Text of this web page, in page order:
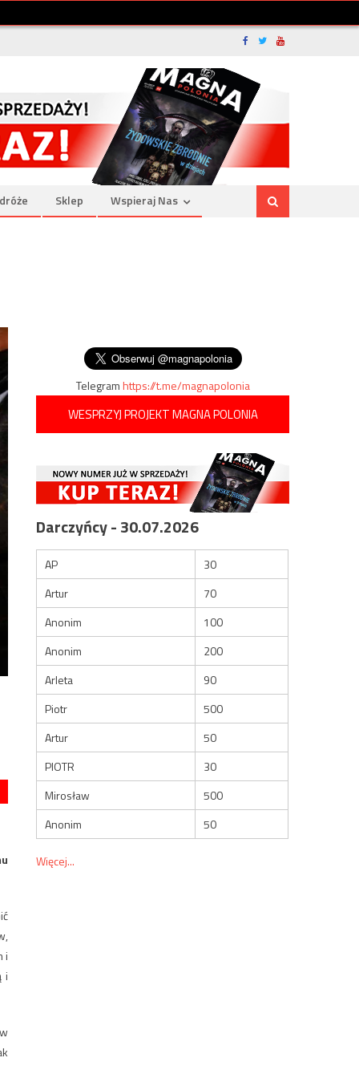
Sklep Wspieraj Nas
i
i
Telegramhttps://t.me/magnapolonia
WESPRZYJ PROJEKT MAGNA POLONIA
Darczyńcy - 30.07.2026
AP
30
Artur
70
Anonim
100
Anonim
200
Arleta
90
Piotr
500
Artur
50
PIOTR
30
Mirosław
500
Anonim
50
Więcej...